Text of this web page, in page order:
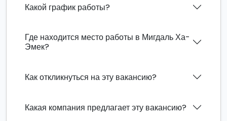
Какой график работы?
Где находится место работы в Мигдаль Ха-
Эмек?
Как откликнуться на эту вакансию?
Какая компания предлагает эту вакансию?